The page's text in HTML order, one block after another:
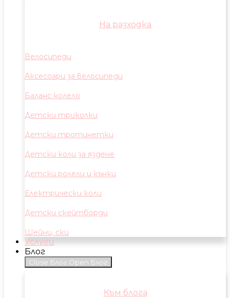
На разходка
Велосипеди
Аксесоари за велосипеди
Баланс колело
Детски триколки
Детски тротинетки
Детски коли за яздене
Детски ролели и кънки
Електрически коли
Детски скейтборди
Шейни, ски
Услуги
Блог
Close Блог Open Блог
Към блога